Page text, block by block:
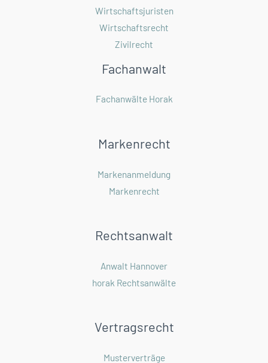
Wirtschaftsjuristen
Wirtschaftsrecht
Zivilrecht
Fachanwalt
Fachanwälte Horak
Markenrecht
Markenanmeldung
Markenrecht
Rechtsanwalt
Anwalt Hannover
horak Rechtsanwälte
Vertragsrecht
Musterverträge